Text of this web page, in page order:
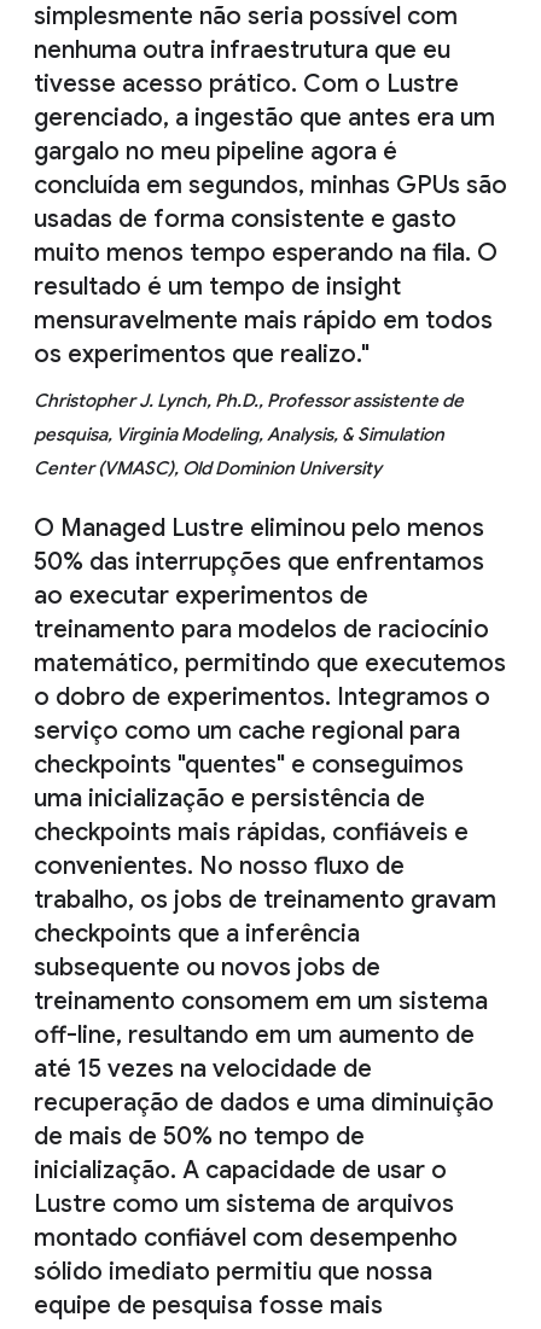
simplesmente não seria possível com
nenhuma outra infraestrutura que eu
tivesse acesso prático. Com o Lustre
gerenciado, a ingestão que antes era um
gargalo no meu pipeline agora é
concluída em segundos, minhas GPUs são
usadas de forma consistente e gasto
muito menos tempo esperando na fila. O
resultado é um tempo de insight
mensuravelmente mais rápido em todos
os experimentos que realizo."
Christopher J. Lynch, Ph.D., Professor assistente de
pesquisa, Virginia Modeling, Analysis, & Simulation
Center (VMASC), Old Dominion University
O Managed Lustre eliminou pelo menos
50% das interrupções que enfrentamos
ao executar experimentos de
treinamento para modelos de raciocínio
matemático, permitindo que executemos
o dobro de experimentos. Integramos o
serviço como um cache regional para
checkpoints "quentes" e conseguimos
uma inicialização e persistência de
checkpoints mais rápidas, confiáveis e
convenientes. No nosso fluxo de
trabalho, os jobs de treinamento gravam
checkpoints que a inferência
subsequente ou novos jobs de
treinamento consomem em um sistema
off-line, resultando em um aumento de
até 15 vezes na velocidade de
recuperação de dados e uma diminuição
de mais de 50% no tempo de
inicialização. A capacidade de usar o
Lustre como um sistema de arquivos
montado confiável com desempenho
sólido imediato permitiu que nossa
equipe de pesquisa fosse mais